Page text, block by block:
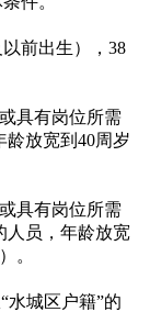
前出生），38
具有岗位所需
放宽到40周岁
具有岗位所需
人员，年龄放宽
。
城区户籍”的